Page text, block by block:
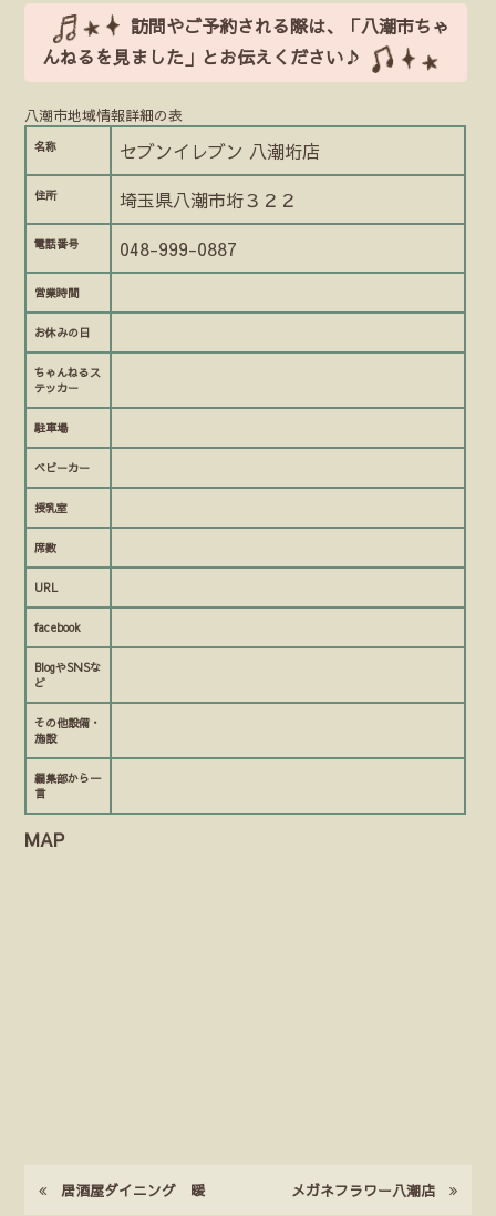
訪問やご予約される際は、「八潮市ちゃ
んねるを見ました」とお伝えください♪
八潮市地域情報詳細の表
名称 セブンイレブン 八潮垳店
住所 埼玉県八潮市垳３２２
電話番号 048-999-0887
営業時間
お休みの日
ちゃんねるス
テッカー
駐車場
ベビーカー
授乳室
席数
URL
facebook
BlogやSNSな
ど
その他設備・
施設
編集部から一
言
MAP
居酒屋ダイニング 暖 メガネフラワー八潮店